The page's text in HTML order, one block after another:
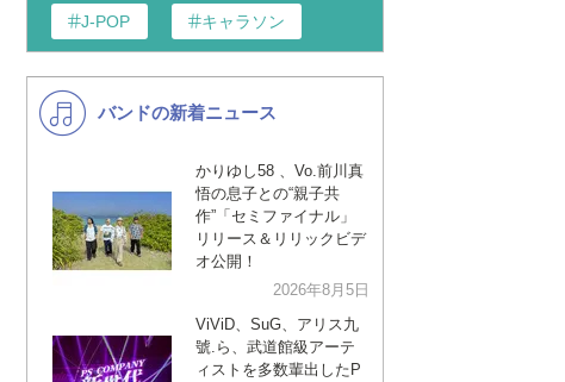
J-POP キャラソン
K-POP 洋楽
演歌・歌謡
VTuber ジャニーズ
バンドの新着ニュース
かりゆし58 、Vo.前川真
悟の息子との“親子共
作”「セミファイナル」
リリース＆リリックビデ
オ公開！
2026年8月5日
ViViD、SuG、アリス九
號.ら、武道館級アーテ
ィストを多数輩出したP